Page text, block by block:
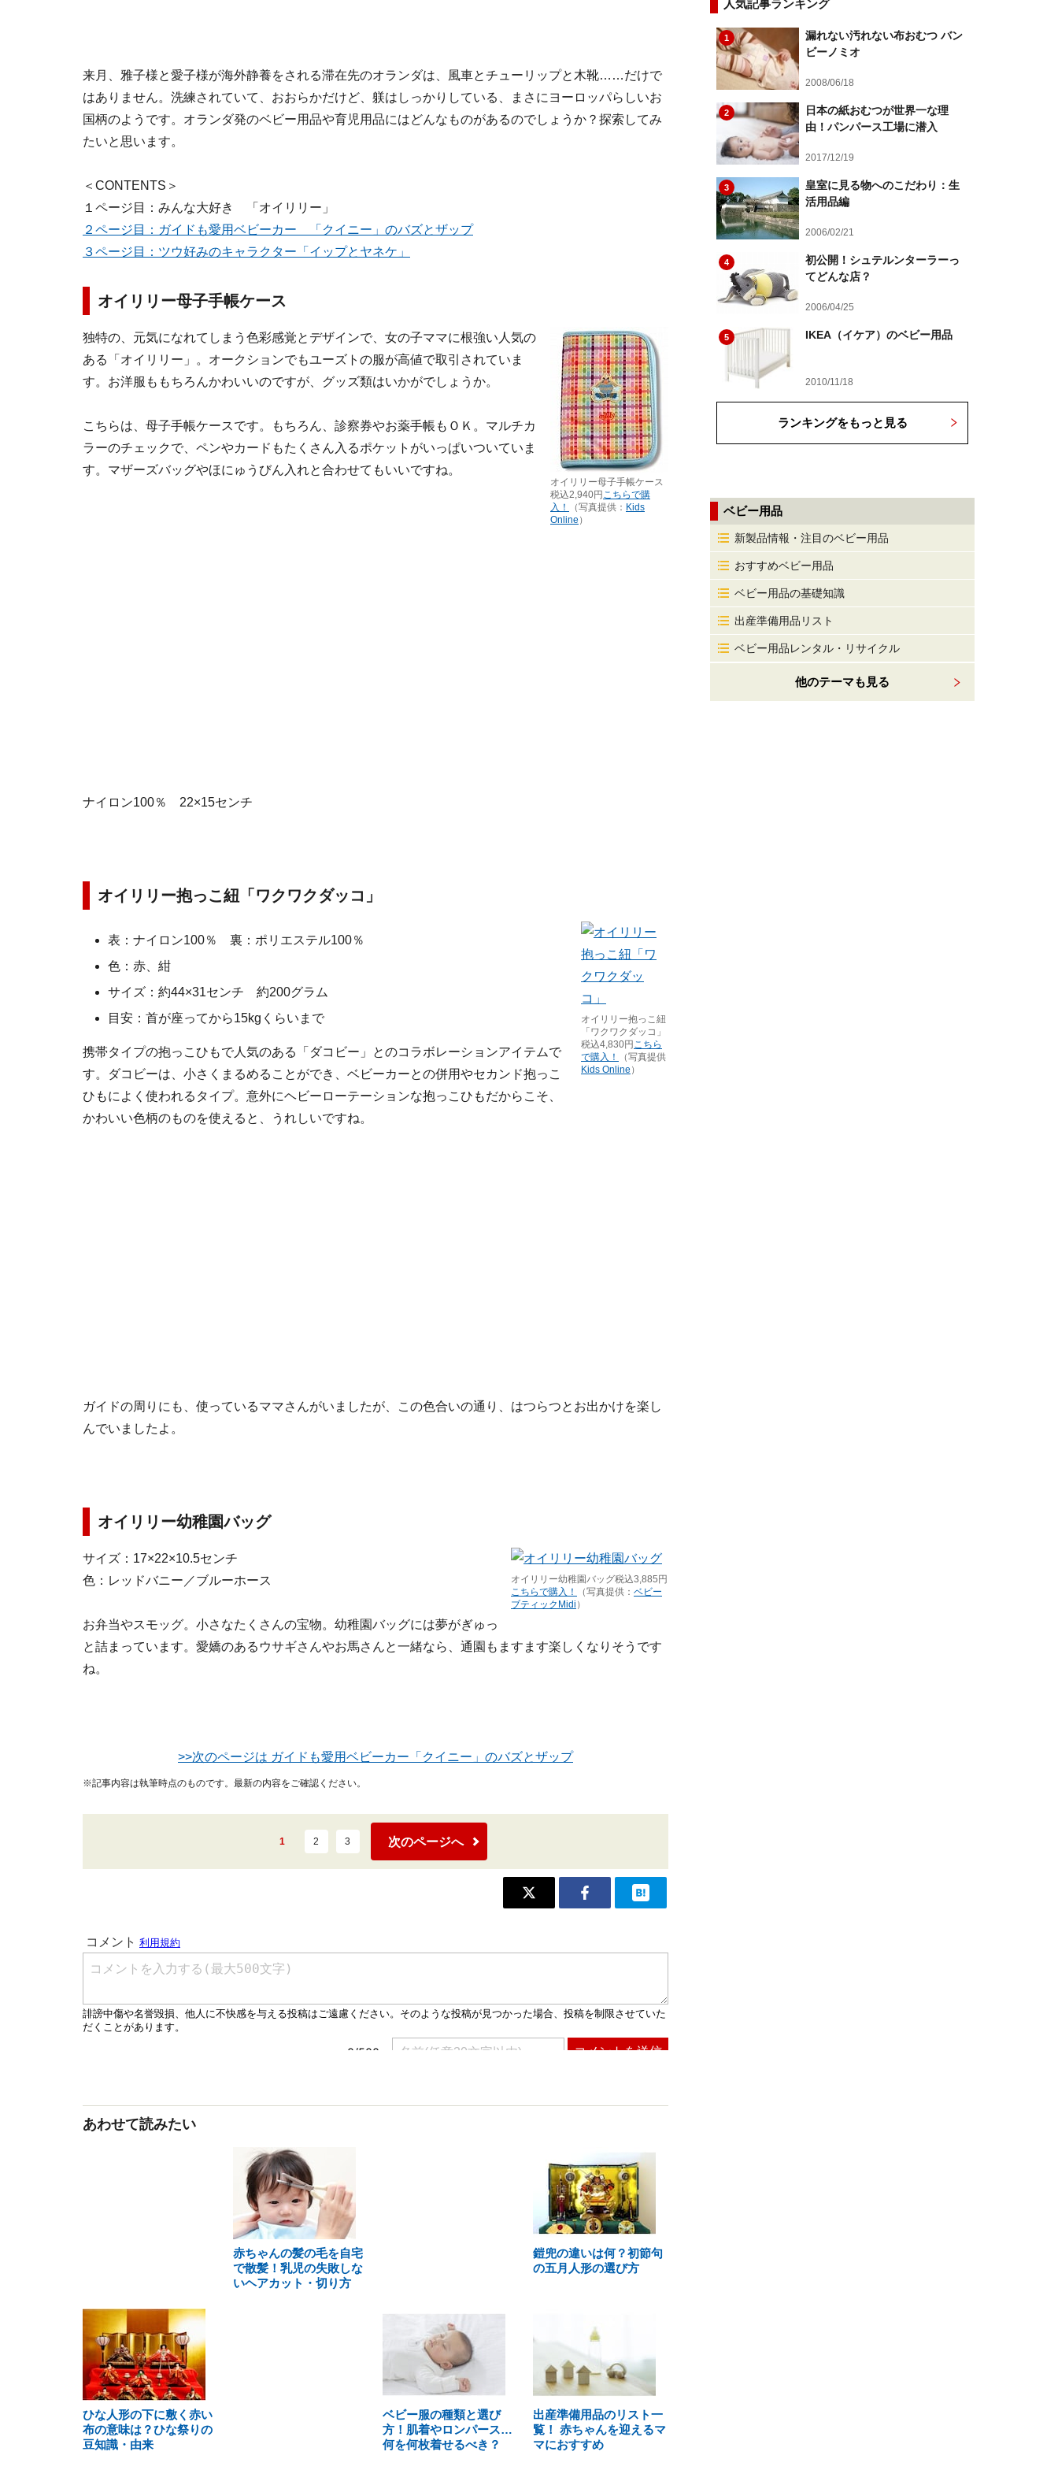
来月、雅子様と愛子様が海外静養をされる滞在先のオランダは、風車とチューリップと木靴……だけで
はありません。洗練されていて、おおらかだけど、躾はしっかりしている、まさにヨーロッパらしいお
国柄のようです。オランダ発のベビー用品や育児用品にはどんなものがあるのでしょうか？探索してみ
たいと思います。
＜CONTENTS＞
１ページ目：みんな大好き 「オイリリー」
２ページ目：ガイドも愛用ベビーカー 「クイニー」のバズとザップ
３ページ目：ツウ好みのキャラクター「イップとヤネケ」
オイリリー母子手帳ケース
オイリリー母子手帳ケース
税込2,940円 こちらで購
入！
（写真提供： Kids
Online ）
独特の、元気になれてしまう色彩感覚とデザインで、女の子ママに根強い人気の
ある「オイリリー」。オークションでもユーズトの服が高値で取引されていま
す。お洋服ももちろんかわいいのですが、グッズ類はいかがでしょうか。
こちらは、母子手帳ケースです。もちろん、診察券やお薬手帳もＯＫ。マルチカ
ラーのチェックで、ペンやカードもたくさん入るポケットがいっぱいついていま
す。マザーズバッグやほにゅうびん入れと合わせてもいいですね。
ナイロン100％ 22×15センチ
オイリリー抱っこ紐「ワクワクダッコ」
オイリリー抱っこ紐
「ワクワクダッコ」
税込4,830円 こちら
で購入！
（写真提供
Kids Online ）
表：ナイロン100％ 裏：ポリエステル100％
色：赤、紺
サイズ：約44×31センチ 約200グラム
目安：首が座ってから15kgくらいまで
携帯タイプの抱っこひもで人気のある「ダコビー」とのコラボレーションアイテムで
す。ダコビーは、小さくまるめることができ、ベビーカーとの併用やセカンド抱っこ
ひもによく使われるタイプ。意外にヘビーローテーションな抱っこひもだからこそ、
かわいい色柄のものを使えると、うれしいですね。
ガイドの周りにも、使っているママさんがいましたが、この色合いの通り、はつらつとお出かけを楽し
んでいましたよ。
オイリリー幼稚園バッグ
オイリリー幼稚園バッグ税込3,885円
こちらで購入！
（写真提供： ベビー
ブティックMidi ）
サイズ：17×22×10.5センチ
色：レッドバニー／ブルーホース
お弁当やスモッグ。小さなたくさんの宝物。幼稚園バッグには夢がぎゅっ
と詰まっています。愛嬌のあるウサギさんやお馬さんと一緒なら、通園もますます楽しくなりそうです
ね。
>>次のページは ガイドも愛用ベビーカー「クイニー」のバズとザップ
※記事内容は執筆時点のものです。最新の内容をご確認ください。
1 2 3 次のページへ
あわせて読みたい
赤ちゃんの髪の毛を自宅
で散髪！乳児の失敗しな
いヘアカット・切り方
鎧兜の違いは何？初節句
の五月人形の選び方
ひな人形の下に敷く赤い
布の意味は？ひな祭りの
豆知識・由来
ベビー服の種類と選び
方！肌着やロンパース…
何を何枚着せるべき？
出産準備用品のリスト一
覧！ 赤ちゃんを迎えるマ
マにおすすめ
人気記事ランキング
1
漏れない汚れない布おむつ バン
ビーノミオ
2008/06/18
2
日本の紙おむつが世界一な理
由！パンパース工場に潜入
2017/12/19
3
皇室に見る物へのこだわり：生
活用品編
2006/02/21
4
初公開！シュテルンターラーっ
てどんな店？
2006/04/25
5 IKEA（イケア）のベビー用品
2010/11/18
ランキングをもっと見る
ベビー用品
新製品情報・注目のベビー用品
おすすめベビー用品
ベビー用品の基礎知識
出産準備用品リスト
ベビー用品レンタル・リサイクル
他のテーマも見る